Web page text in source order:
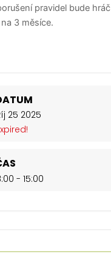
pravidel bude hráč
3 měsíce.
25 2025
- 15:00